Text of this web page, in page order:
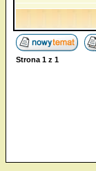
Strona 1 z 1